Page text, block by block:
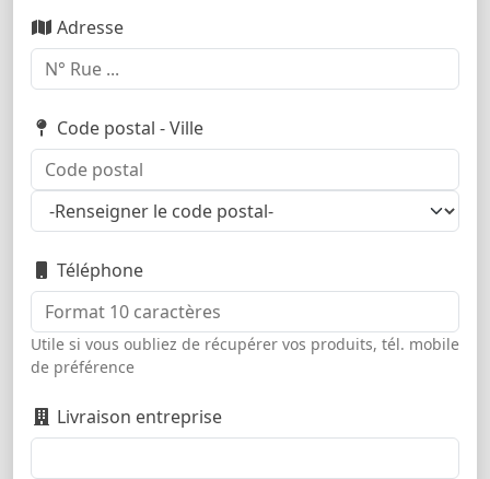
Adresse
Code postal - Ville
Téléphone
Utile si vous oubliez de récupérer vos produits, tél. mobile
de préférence
Livraison entreprise